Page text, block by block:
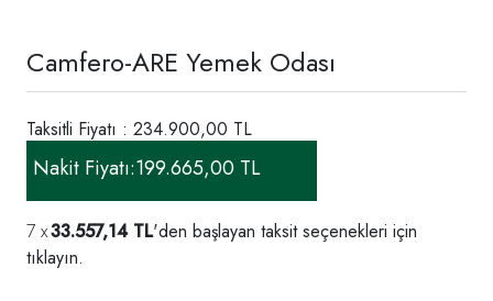
Camfero-ARE Yemek Odası
Taksitli Fiyatı : 234.900,00 TL
Nakit Fiyatı:199.665,00 TL
33.557,14 TL'den başlayan taksit seçenekleri için
tıklayın.